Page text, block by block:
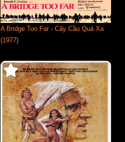
A Bridge Too Far - Cây Cầu Quá Xa
(1977)